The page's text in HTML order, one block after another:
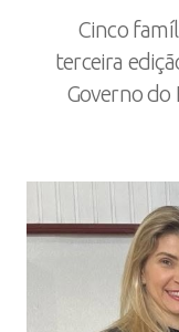
Cinco
terceira
Governo do